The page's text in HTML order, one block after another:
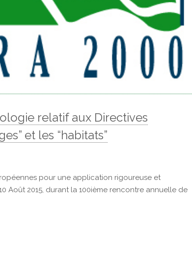
relatif aux Directives
et les “habitats”
pour une application rigoureuse et
Août 2015, durant la 100ième rencontre annuelle de